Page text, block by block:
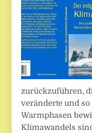
zurückzuführen,
veränderte und
Warmphasen
Klimawandels